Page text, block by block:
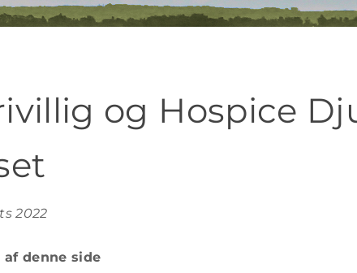
og Hospice
2022
af denne side